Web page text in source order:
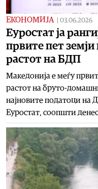
ЕКОНОМИЈА 03.06.2026
Еуростат ја
првите пет
растот на БДП
Македонија е меѓу
растот на бруто-
најновите податоци на
Еуростат, соопшти